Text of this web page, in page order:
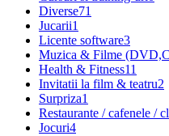
Diverse71
Jucarii1
Licente software3
Muzica & Filme
Health & Fitness11
Invitatii la film & teatru2
Surpriza1
Restaurante / cafenele /
Jocuri4